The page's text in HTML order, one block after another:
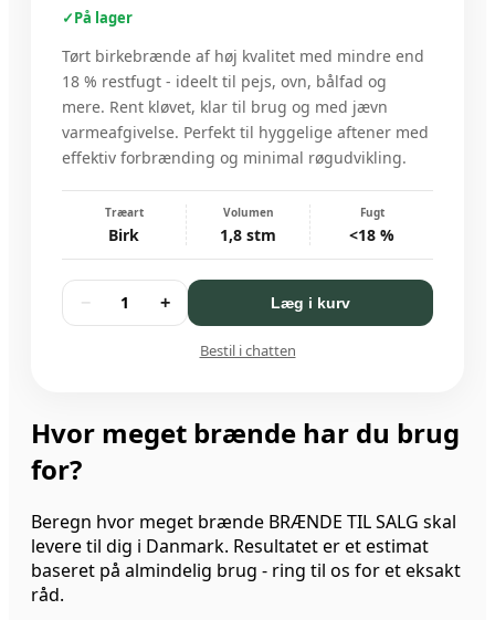
✓På lager
Tørt birkebrænde af høj kvalitet med mindre end
18 % restfugt - ideelt til pejs, ovn, bålfad og
mere. Rent kløvet, klar til brug og med jævn
varmeafgivelse. Perfekt til hyggelige aftener med
effektiv forbrænding og minimal røgudvikling.
Træart
Birk
Volumen
1,8 stm
Fugt
<18 %
− 1 + Læg i kurv
Bestil i chatten
Hvor meget brænde har du brug
for?
Beregn hvor meget brænde BRÆNDE TIL SALG skal
levere til dig i Danmark. Resultatet er et estimat
baseret på almindelig brug - ring til os for et eksakt
råd.